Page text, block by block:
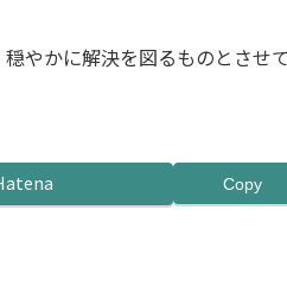
やかに解決を図るものとさせ
Copy